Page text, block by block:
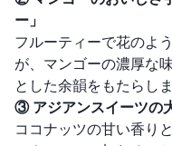
ー」
フルーティーで花のよ
が、マンゴーの濃厚な
とした余韻をもたらしま
③ アジアンスイーツの
ココナッツの甘い香り